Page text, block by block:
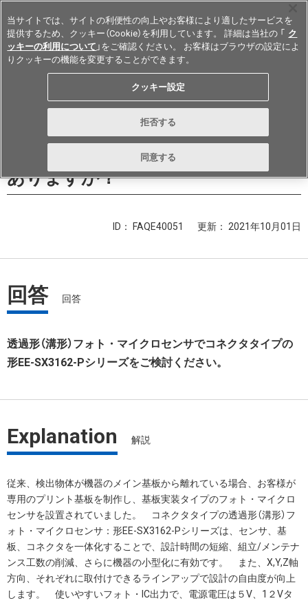
Japan
機器内蔵用フォト・マイクロセンサ
(フォトインタラプタ)で、基板実装
タイプではない配線しやすい機種は
ありますか？
ID： FAQE40051 更新： 2021年10月01日
回答 回答
透過形（溝形）フォト・マイクロセンサでコネクタタイプの
形EE-SX3162-Pシリーズをご検討ください。
Explanation 解説
従来、検出物体が機器のメイン基板から離れている場合、お客様が
専用のプリント基板を制作し、基板実装タイプのフォト・マイクロ
センサを設置されていました。 コネクタタイプの透過形（溝形）フ
ォト・マイクロセンサ：形EE-SX3162-Pシリーズは、センサ、基
板、コネクタを一体化することで、設計時間の短縮、組立/メンテナ
ンス工数の削減、さらに機器の小型化に有効です。 また、X,Y,Z軸
方向、それぞれに取付けできるラインアップで設計の自由度が向上
します。 使いやすいフォト・IC出力で、電源電圧は５V、1２Vタ
当サイトでは、サイトの利便性の向上やお客様により適したサービスを
提供するため、クッキー（Cookie）を利用しています。 詳細は当社の 「 ク
ッキーの利用について 」をご確認ください。 お客様はブラウザの設定によ
りクッキーの機能を変更することができます。
クッキー設定
拒否する
同意する